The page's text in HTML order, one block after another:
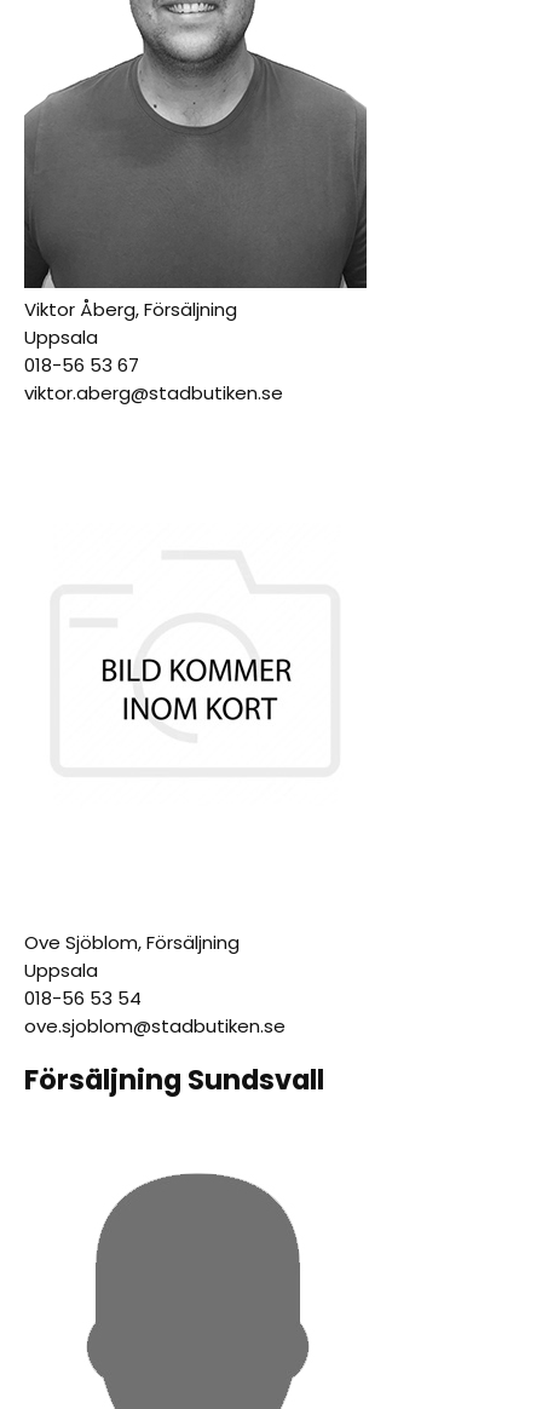
Viktor Åberg, Försäljning
Uppsala
018-56 53 67
viktor.aberg@stadbutiken.se
Ove Sjöblom, Försäljning
Uppsala
018-56 53 54
ove.sjoblom@stadbutiken.se
Försäljning Sundsvall